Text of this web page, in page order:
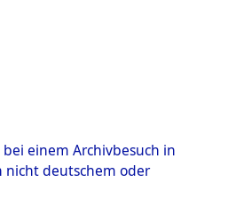
einem Archivbesuch in
nicht deutschem oder